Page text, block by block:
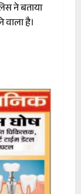
ने बताया
है।